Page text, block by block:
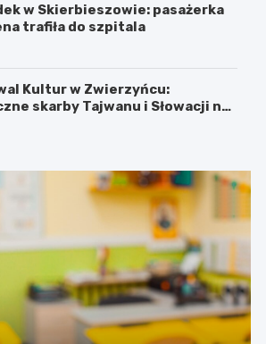
w Skierbieszowie: pasażerka
trafiła do szpitala
Kultur w Zwierzyńcu:
skarby Tajwanu i Słowacji na